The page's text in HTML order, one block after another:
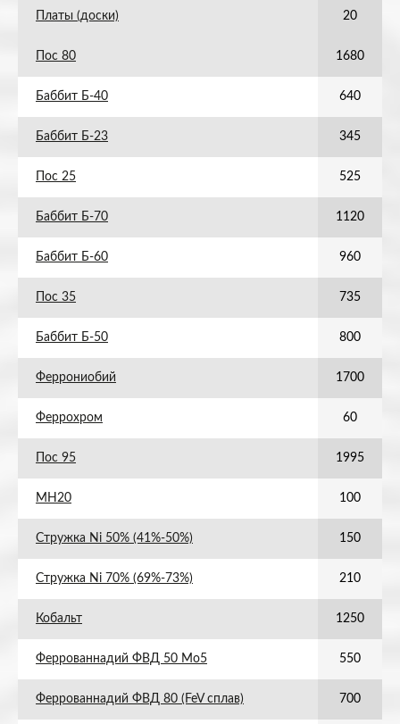
Платы (доски) 20
Пос 80 1680
Баббит Б-40 640
Баббит Б-23 345
Пос 25 525
Баббит Б-70 1120
Баббит Б-60 960
Пос 35 735
Баббит Б-50 800
Феррониобий 1700
Феррохром 60
Пос 95 1995
МН20 100
Стружка Ni 50% (41%-50%) 150
Стружка Ni 70% (69%-73%) 210
Кобальт 1250
Феррованнадий ФВД 50 Мо5 550
Феррованнадий ФВД 80 (FeV сплав) 700